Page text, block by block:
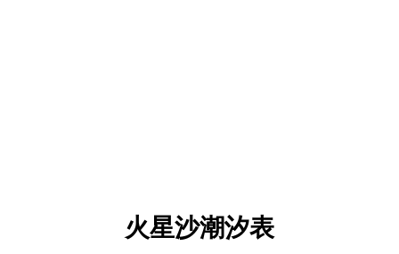
火星沙潮汐表